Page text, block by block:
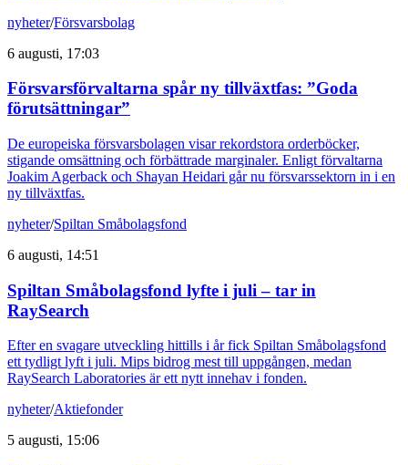
nyheter/Försvarsbolag
6 augusti, 17:03
Försvarsförvaltarna spår ny tillväxtfas: ”Goda
förutsättningar”
De europeiska försvarsbolagen visar rekordstora orderböcker,
stigande omsättning och förbättrade marginaler. Enligt förvaltarna
Joakim Agerback och Shayan Heidari går nu försvarssektorn in i en
ny tillväxtfas.
nyheter/Spiltan Småbolagsfond
6 augusti, 14:51
Spiltan Småbolagsfond lyfte i juli – tar in
RaySearch
Efter en svagare utveckling hittills i år fick Spiltan Småbolagsfond
ett tydligt lyft i juli. Mips bidrog mest till uppgången, medan
RaySearch Laboratories är ett nytt innehav i fonden.
nyheter/Aktiefonder
5 augusti, 15:06